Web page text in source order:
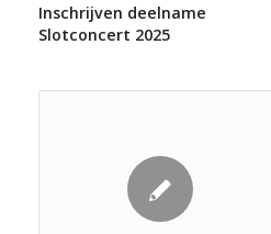
Inschrijven deelname
Slotconcert 2025